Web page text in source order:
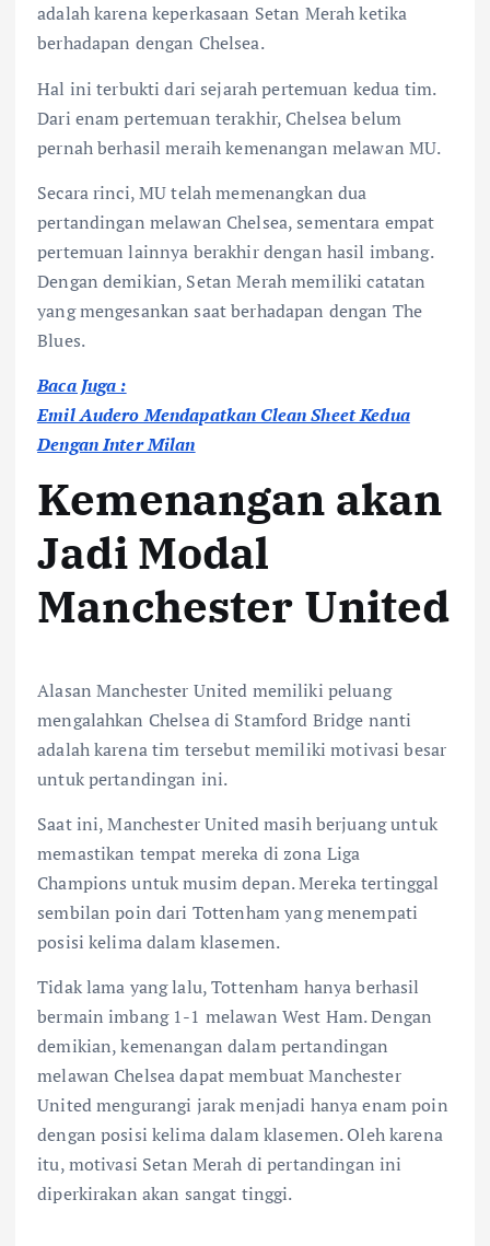
adalah karena keperkasaan Setan Merah ketika
berhadapan dengan Chelsea.
Hal ini terbukti dari sejarah pertemuan kedua tim.
Dari enam pertemuan terakhir, Chelsea belum
pernah berhasil meraih kemenangan melawan MU.
Secara rinci, MU telah memenangkan dua
pertandingan melawan Chelsea, sementara empat
pertemuan lainnya berakhir dengan hasil imbang.
Dengan demikian, Setan Merah memiliki catatan
yang mengesankan saat berhadapan dengan The
Blues.
Baca Juga :
Emil Audero Mendapatkan Clean Sheet Kedua
Dengan Inter Milan:
e
e
a
a
k
o
r
A
k
a
d
i
M
Kemenangan akan
Jadi Modal
Manchester United
Alasan Manchester United memiliki peluang
mengalahkan Chelsea di Stamford Bridge nanti
adalah karena tim tersebut memiliki motivasi besar
untuk pertandingan ini.
Saat ini, Manchester United masih berjuang untuk
memastikan tempat mereka di zona Liga
Champions untuk musim depan. Mereka tertinggal
sembilan poin dari Tottenham yang menempati
posisi kelima dalam klasemen.
Tidak lama yang lalu, Tottenham hanya berhasil
bermain imbang 1-1 melawan West Ham. Dengan
demikian, kemenangan dalam pertandingan
melawan Chelsea dapat membuat Manchester
United mengurangi jarak menjadi hanya enam poin
dengan posisi kelima dalam klasemen. Oleh karena
itu, motivasi Setan Merah di pertandingan ini
diperkirakan akan sangat tinggi.